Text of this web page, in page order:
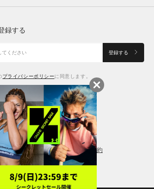
録する
登録する
プライバシーポリシーに同意します。
法に基づく通販の表記 会員規約
バシーポリシー